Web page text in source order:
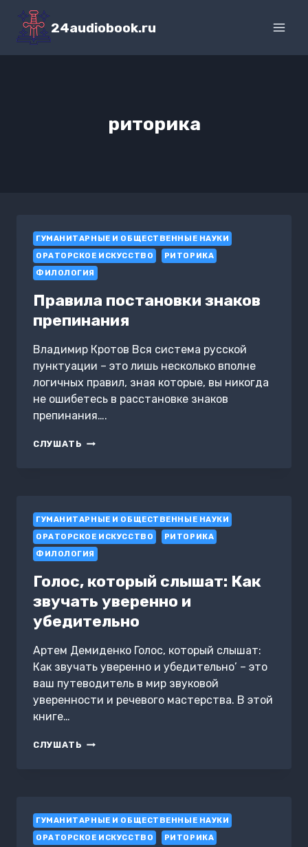
Перейти
содержимому
24audiobook.ru
риторика
ГУМАНИТАРНЫЕ И ОБЩЕСТВЕННЫЕ НАУКИ
ОРАТОРСКОЕ ИСКУССТВО
РИТОРИКА
ФИЛОЛОГИЯ
Правила постановки знаков
препинания
Владимир Кротов Вся система русской
пунктуации – это лишь несколько вполне
логичных правил, зная которые, вы никогда
не ошибетесь в расстановке знаков
препинания….
СЛУШАТЬ ПРАВИЛА
ГУМАНИТАРНЫЕ И ОБЩЕСТВЕННЫЕ НАУКИ
ОРАТОРСКОЕ ИСКУССТВО
РИТОРИКА
ФИЛОЛОГИЯ
Голос, который слышат: Как
звучать уверенно и
убедительно
Артем Демиденко Голос, который слышат:
Как звучать уверенно и убедительно’ – это
ваш путеводитель в мир звуковой
уверенности и речевого мастерства. В этой
книге…
СЛУШАТЬ ГОЛОС,
И
УБЕДИТЕЛЬНО
ГУМАНИТАРНЫЕ И ОБЩЕСТВЕННЫЕ НАУКИ
ОРАТОРСКОЕ ИСКУССТВО
РИТОРИКА